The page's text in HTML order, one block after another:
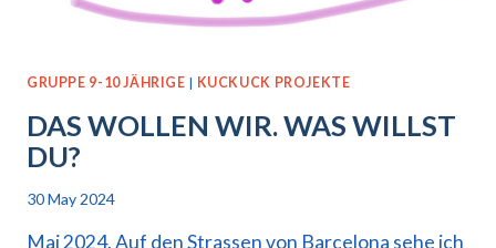
GRUPPE 9-10 JÄHRIGE | KUCKUCK PROJEKTE
DAS WOLLEN WIR. WAS WILLST
DU?
30 May 2024
Mai 2024. Auf den Strassen von Barcelona sehe ich